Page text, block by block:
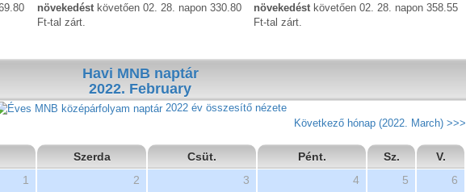
növekedést követően 02. 28. napon 330.80
Ft-tal zárt.
növekedést követően 02. 28. napon 358.55
Ft-tal zárt.
Havi MNB naptár
2022. February
2022 év összesítő nézete
Következő hónap (2022. March) >>>
Szerda Csüt. Pént. Sz.
V.
1 2 3 4 5 6